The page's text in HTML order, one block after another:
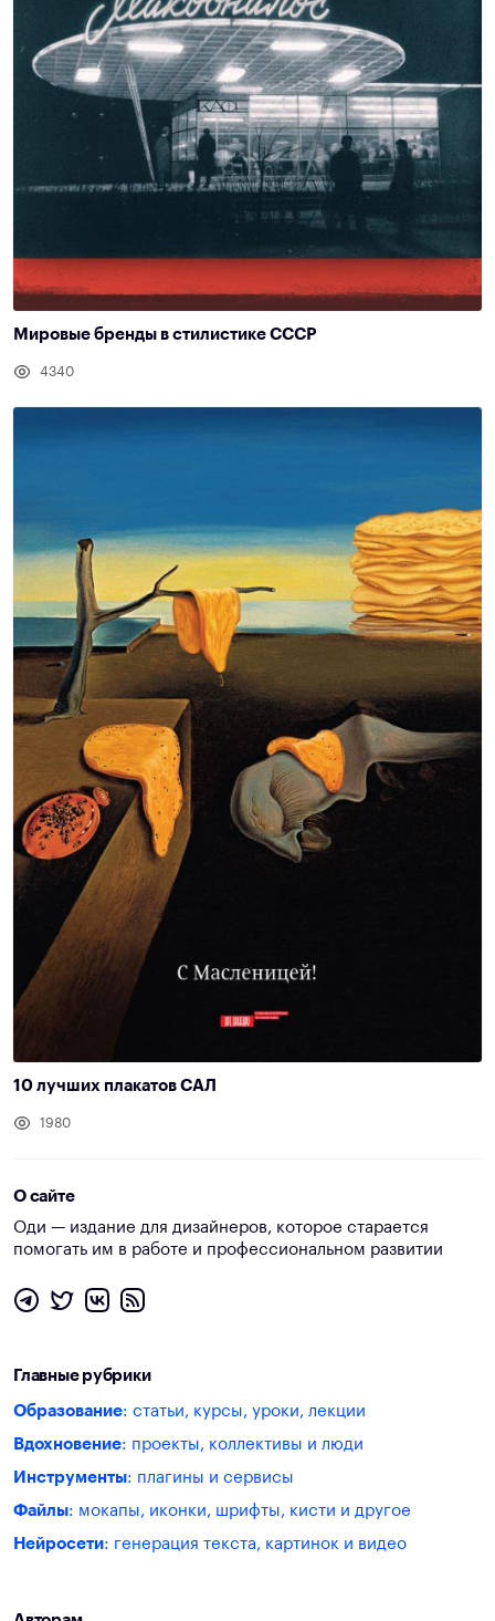
Мировые бренды в стилистике СССР
4340
10 лучших плакатов САЛ
1980
О сайте
Оди — издание для дизайнеров, которое старается
помогать им в работе и профессиональном развитии
Главные рубрики
Образование: статьи, курсы, уроки, лекции
Вдохновение: проекты, коллективы и люди
Инструменты: плагины и сервисы
Файлы: мокапы, иконки, шрифты, кисти и другое
Нейросети: генерация текста, картинок и видео